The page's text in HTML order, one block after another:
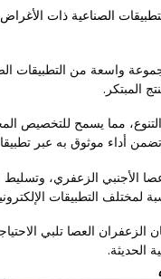
الصناعية ذات
واسعة من التطبيقات
المبتكر.
مما يسمح للتخصيص
تضمن أداء موثوق به عبر
الزعفري،
التطبيقات
العصا تلبي
الحديثة.